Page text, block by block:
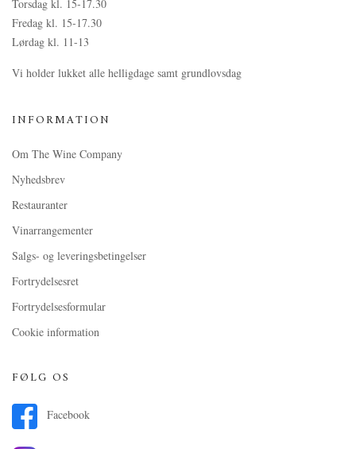
Torsdag kl. 15-17.30
Fredag kl. 15-17.30
Lørdag kl. 11-13
Vi holder lukket alle helligdage samt grundlovsdag
INFORMATION
Om The Wine Company
Nyhedsbrev
Restauranter
Vinarrangementer
Salgs- og leveringsbetingelser
Fortrydelsesret
Fortrydelsesformular
Cookie information
FØLG OS
Facebook